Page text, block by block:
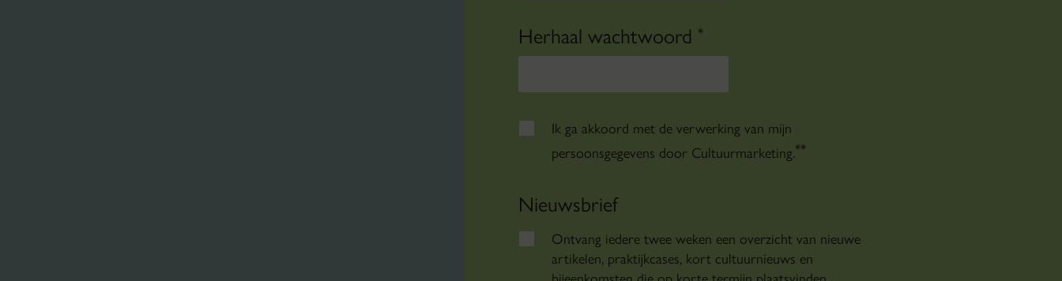
Herhaal wachtwoord *
Ik ga akkoord met de verwerking van mijn
persoonsgegevens door Cultuurmarketing.**
Nieuwsbrief
Ontvang iedere twee weken een overzicht van nieuwe
artikelen, praktijkcases, kort cultuurnieuws en